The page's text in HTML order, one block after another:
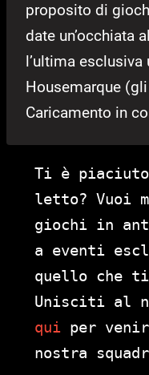
proposito di
date un’occhiata
l’ultima
Housemarque
Caricamento in
Ti è
letto? Vuoi
giochi in
a eventi
quello che ti
Unisciti al
qui per
nostra